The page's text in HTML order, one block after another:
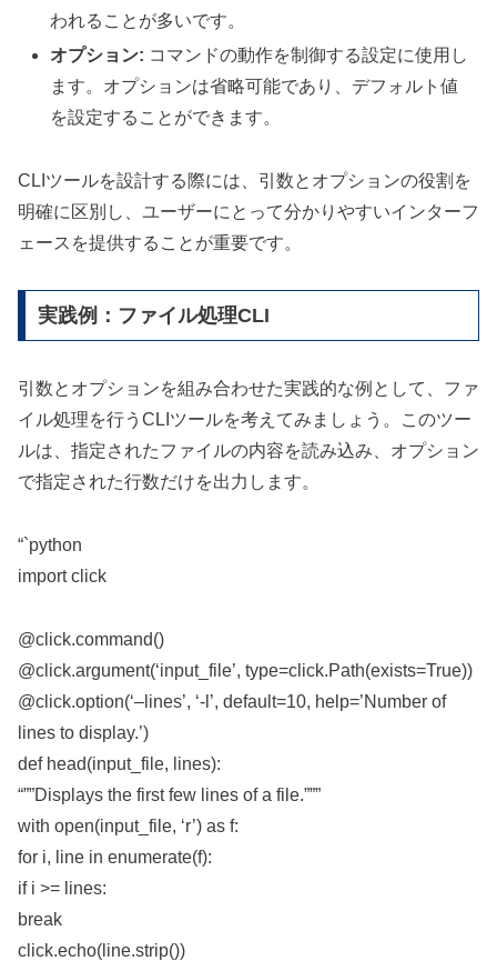
われることが多いです。
オプション: コマンドの動作を制御する設定に使用し
ます。オプションは省略可能であり、デフォルト値
を設定することができます。
CLIツールを設計する際には、引数とオプションの役割を
明確に区別し、ユーザーにとって分かりやすいインターフ
ェースを提供することが重要です。
実践例：ファイル処理CLI
引数とオプションを組み合わせた実践的な例として、ファ
イル処理を行うCLIツールを考えてみましょう。このツー
ルは、指定されたファイルの内容を読み込み、オプション
で指定された行数だけを出力します。
“`python
import click
@click.command()
@click.argument(‘input_file’, type=click.Path(exists=True))
@click.option(‘–lines’, ‘-l’, default=10, help=’Number of
lines to display.’)
def head(input_file, lines):
“””Displays the first few lines of a file.”””
with open(input_file, ‘r’) as f:
for i, line in enumerate(f):
if i >= lines:
break
click.echo(line.strip())